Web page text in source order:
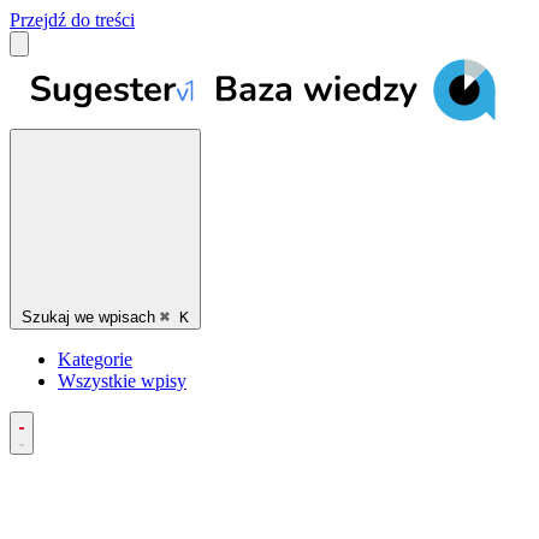
Przejdź do treści
Szukaj we wpisach ⌘ K
Kategorie
Wszystkie wpisy